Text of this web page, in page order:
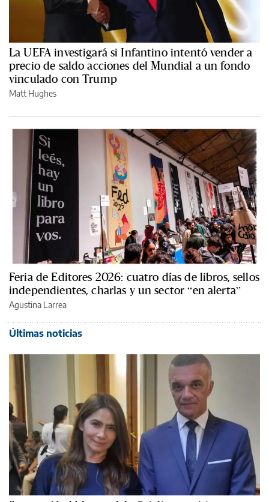
La UEFA investigará si Infantino intentó vender a
precio de saldo acciones del Mundial a un fondo
vinculado con Trump
Matt Hughes
Feria de Editores 2026: cuatro días de libros, sellos
independientes, charlas y un sector “en alerta”
Agustina Larrea
Últimas noticias